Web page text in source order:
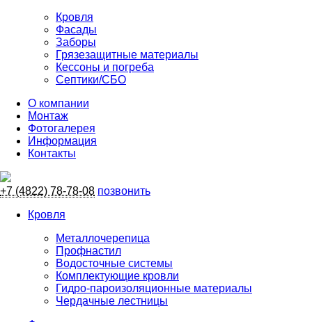
Кровля
Фасады
Заборы
Грязезащитные материалы
Кессоны и погреба
Септики/СБО
О компании
Монтаж
Фотогалерея
Информация
Контакты
+7 (4822) 78-78-08 позвонить
Кровля
Металлочерепица
Профнастил
Водосточные системы
Комплектующие кровли
Гидро-пароизоляционные материалы
Чердачные лестницы